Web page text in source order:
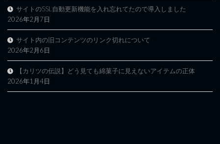
サイトのSSL自動更新機能を入れ忘れてたので導入しました
2026年2月7日
サイト内の旧コンテンツのリンク切れについて
2026年2月6日
【カリツの伝説】どう見ても綿菓子に見えないアイテムの正体
2026年1月4日